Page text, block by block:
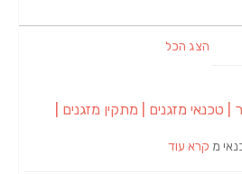
הצג הכל
| טכנאי מזגנים | מתקין מזגנים |
מ קרא עוד